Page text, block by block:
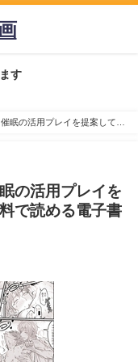
す
眠の活用プレイを提案してく
の活用プレイを
で読める電子書